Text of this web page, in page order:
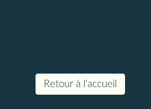
Retour à l'accueil